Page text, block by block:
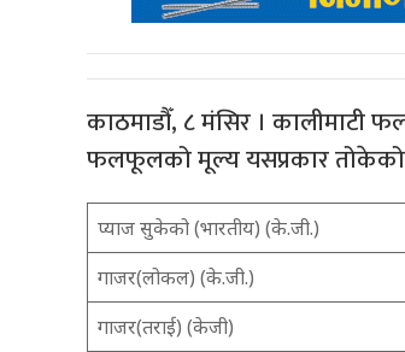
काठमाडौँ, ८ मंसिर । कालीमाटी
फलफूलको मूल्य यसप्रकार
प्याज सुकेको (भारतीय) (के.जी.)
गाजर(लोकल) (के.जी.)
गाजर(तराई) (केजी)